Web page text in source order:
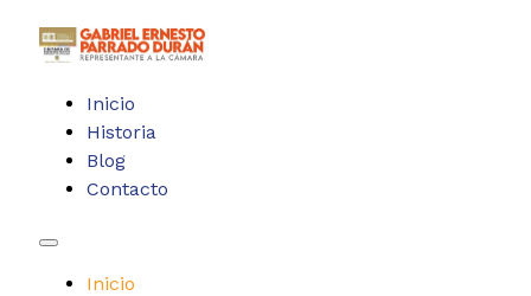
Inicio
Historia
Blog
Contacto
Inicio